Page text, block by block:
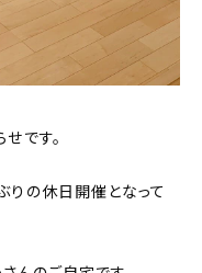
です。
りの休日開催となって